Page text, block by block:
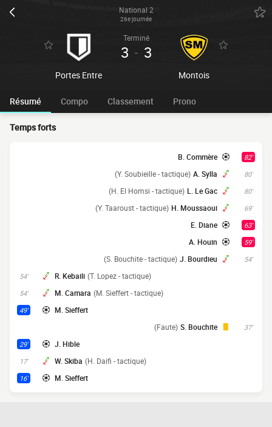
National 2
26e journée
Portes Entre
Terminé
3 - 3
Montois
Résumé Compo Classement Prono
Temps forts
82'
B. Commère
80'
A. Sylla
(Y. Soubieille - tactique)
80'
L. Le Gac
(H. El Homsi - tactique)
69'
H. Moussaoui
(Y. Taaroust - tactique)
63'
E. Diane
59'
A. Houin
54'
J. Bourdieu
(S. Bouchite - tactique)
54' R. Kebaili (T. Lopez - tactique)
54' M. Camara (M. Sieffert - tactique)
49' M. Sieffert
37'
S. Bouchite
(Faute)
29' J. Hible
17' W. Skiba (H. Daifi - tactique)
16' M. Sieffert